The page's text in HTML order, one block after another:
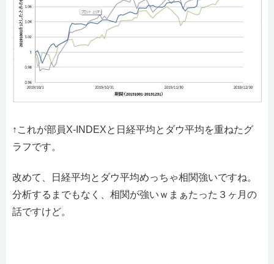
↑これが部員X-INDEXと日経平均とダウ平均を重ねたグ
ラフです。
改めて、日経平均とダウ平均めっちゃ相関強いですね。
分析するまでもなく、相関が強いｗまぁたった３ヶ月の
話ですけど。